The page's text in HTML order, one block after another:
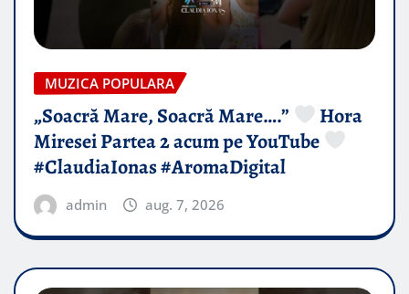
MUZICA POPULARA
„Soacră Mare, Soacră Mare….”
Hora
Miresei Partea 2 acum pe YouTube
#ClaudiaIonas #AromaDigital
admin aug. 7, 2026